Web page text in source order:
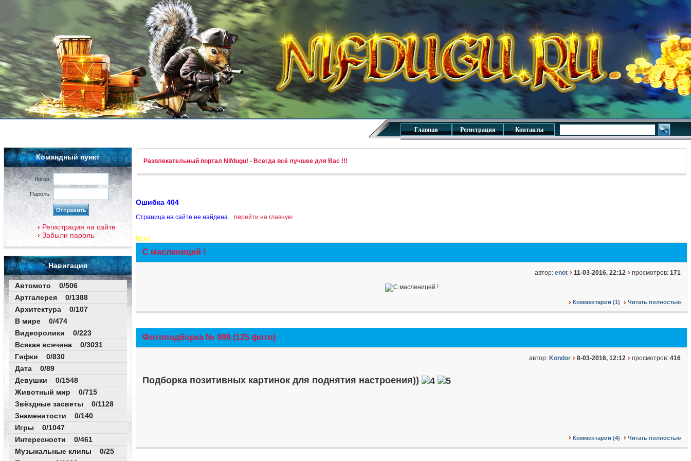
Главная Регистрация Контакты
Командный пункт
Логин:
Пароль:
Регистрация на сайте
Забыли пароль
Навигация
Автомото 0/506
Артгалерея 0/1388
Архитектура 0/107
В мире 0/474
Видеоролики 0/223
Всякая всячина 0/3031
Гифки 0/830
Дата 0/89
Девушки 0/1548
Животный мир 0/715
Звёздные засветы 0/1128
Знаменитости 0/140
Игры 0/1047
Интересности 0/461
Музыкальные клипы 0/25
Развлекательный портал Nifdugu! - Всегда всё лучшее для Вас !!!
Ошибка 404
Страница на сайте не найдена... перейти на главную
New!
С масленицей !
автор: enot 11-03-2016, 22:12 просмотров: 171
Комментарии (1) Читать полностью
Фотоподборка № 999 (125 фото)
автор: Kondor 8-03-2016, 12:12 просмотров: 416
Подборка позитивных картинок для поднятия настроения))
Комментарии (4) Читать полностью